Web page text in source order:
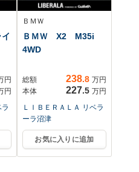
円
円
ＢＭＷ
ＢＭＷ X2 M35i
4WD
総額 238.8 万円
本体
227.5 万円
ＬＩＢＥＲＡＬＡ リベラ
ーラ沼津
お気に入りに追加